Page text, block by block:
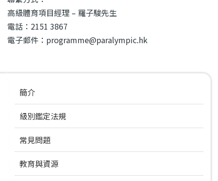
高級體育項目經理 – 羅子駿先生
電話：2151 3867
電子郵件：programme@paralympic.hk
navigation
簡介
級別鑑定法規
常見問題
教育與資源